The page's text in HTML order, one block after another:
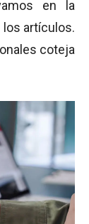
en la
los artículos.
coteja